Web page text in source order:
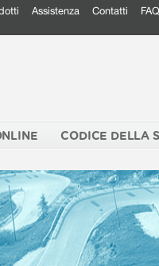
Assistenza Contatti FAQ
CODICE DELLA